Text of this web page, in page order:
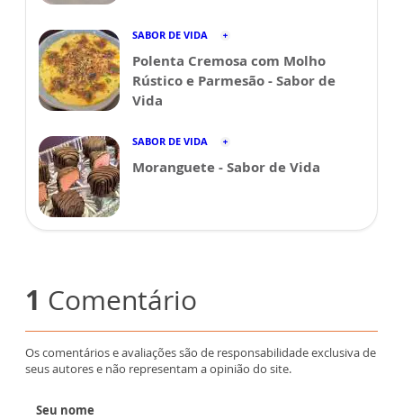
SABOR DE VIDA
Polenta Cremosa com Molho
Rústico e Parmesão - Sabor de
Vida
SABOR DE VIDA
Moranguete - Sabor de Vida
1 Comentário
Os comentários e avaliações são de responsabilidade exclusiva de
seus autores e não representam a opinião do site.
Seu nome